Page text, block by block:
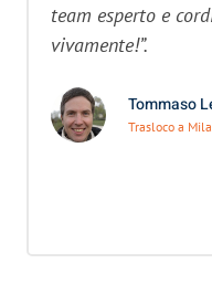
team esperto e
vivamente!”.
Tommaso
Trasloco a